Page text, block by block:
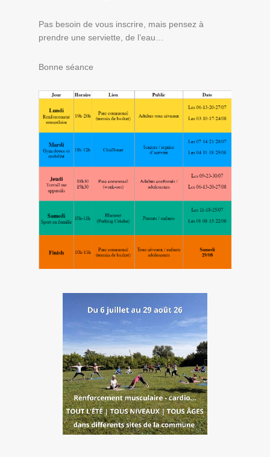
Pas besoin de vous inscrire, mais pensez à
prendre une serviette, de l’eau…
Bonne séance